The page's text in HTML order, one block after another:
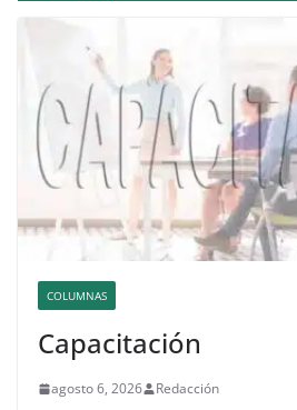
COLUMNAS
Capacitación
agosto 6, 2026 Redacción